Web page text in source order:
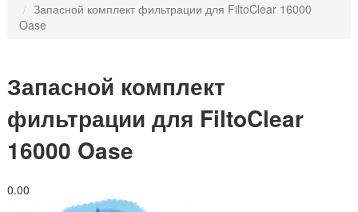
Запасной комплект фильтрации для FiltoClear 16000
Oase
Запасной комплект
фильтрации для FiltoClear
16000 Oase
0.00